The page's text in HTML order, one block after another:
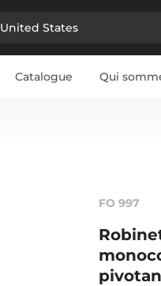
United States
Catalogue Qui
FO 997